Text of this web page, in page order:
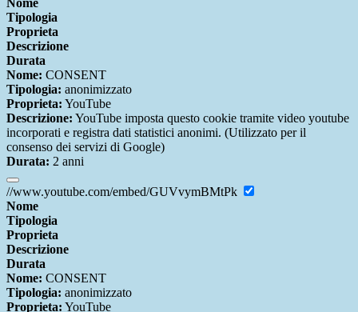
Nome
Tipologia
Proprieta
Descrizione
Durata
Nome: CONSENT
Tipologia: anonimizzato
Proprieta: YouTube
Descrizione: YouTube imposta questo cookie tramite video youtube
incorporati e registra dati statistici anonimi. (Utilizzato per il
consenso dei servizi di Google)
Durata: 2 anni
//www.youtube.com/embed/GUVvymBMtPk
Nome
Tipologia
Proprieta
Descrizione
Durata
Nome: CONSENT
Tipologia: anonimizzato
Proprieta: YouTube